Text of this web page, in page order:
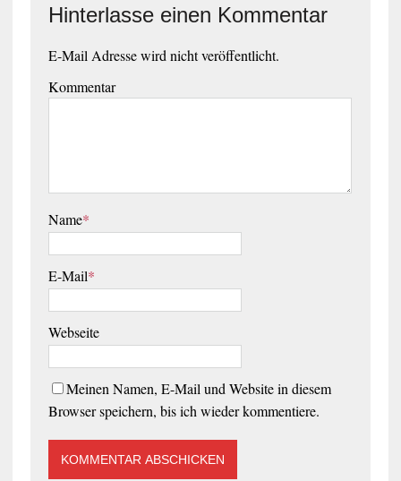
Hinterlasse einen Kommentar
E-Mail Adresse wird nicht veröffentlicht.
Kommentar
Name*
E-Mail*
Webseite
Meinen Namen, E-Mail und Website in diesem
Browser speichern, bis ich wieder kommentiere.